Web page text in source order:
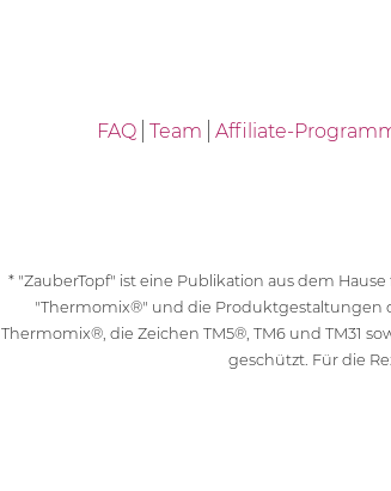
FAQ Team Affiliate-
* "ZauberTopf" ist eine Publikation aus dem
"Thermomix®" und die Produktgestaltungen
Thermomix®, die Zeichen TM5®, TM6 und TM31
geschützt. Für die